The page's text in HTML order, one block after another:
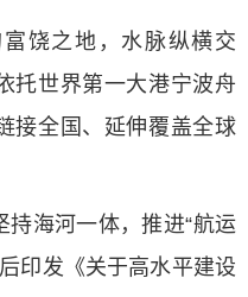
饶之地，水脉纵横交
托世界第一大港宁波舟
接全国、延伸覆盖全球
海河一体，推进“航运
印发《关于高水平建设